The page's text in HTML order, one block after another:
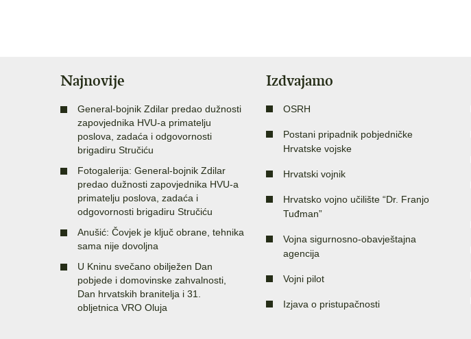
Najnovije
General-bojnik Zdilar predao dužnosti
zapovjednika HVU-a primatelju
poslova, zadaća i odgovornosti
brigadiru Stručiću
Fotogalerija: General-bojnik Zdilar
predao dužnosti zapovjednika HVU-a
primatelju poslova, zadaća i
odgovornosti brigadiru Stručiću
Anušić: Čovjek je ključ obrane, tehnika
sama nije dovoljna
U Kninu svečano obilježen Dan
pobjede i domovinske zahvalnosti,
Dan hrvatskih branitelja i 31.
obljetnica VRO Oluja
Izdvajamo
OSRH
Postani pripadnik pobjedničke
Hrvatske vojske
Hrvatski vojnik
Hrvatsko vojno učilište “Dr. Franjo
Tuđman”
Vojna sigurnosno-obavještajna
agencija
Vojni pilot
Izjava o pristupačnosti